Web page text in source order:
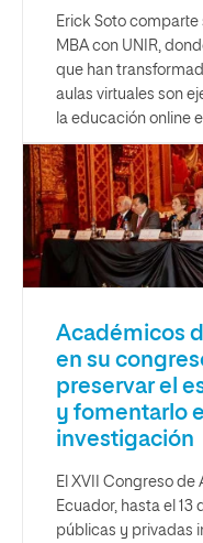
Erick Soto
MBA con UNIR,
que han
aulas virtuales son
la educación online
Académicos
en su
preservar el
y fomentarlo
investigación
El XVII Congreso de
Ecuador, hasta el
públicas y privadas